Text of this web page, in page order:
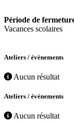
Période de
Vacances scolaires
Ateliers / évènements
Aucun résultat
Ateliers / évènements
Aucun résultat